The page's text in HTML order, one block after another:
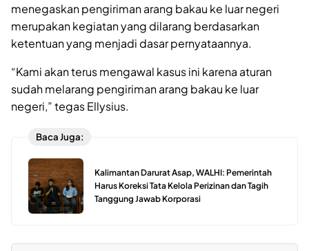
menegaskan pengiriman arang bakau ke luar negeri
merupakan kegiatan yang dilarang berdasarkan
ketentuan yang menjadi dasar pernyataannya.
“Kami akan terus mengawal kasus ini karena aturan
sudah melarang pengiriman arang bakau ke luar
negeri,” tegas Ellysius.
Baca Juga:
Kalimantan Darurat Asap, WALHI: Pemerintah
Harus Koreksi Tata Kelola Perizinan dan Tagih
Tanggung Jawab Korporasi